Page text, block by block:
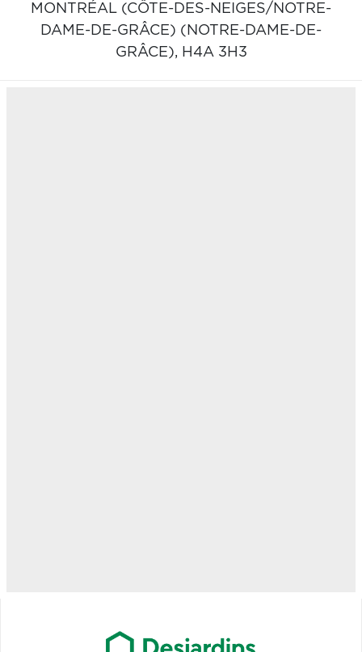
MONTRÉAL (CÔTE-DES-NEIGES/NOTRE-
DAME-DE-GRÂCE) (NOTRE-DAME-DE-
GRÂCE), H4A 3H3